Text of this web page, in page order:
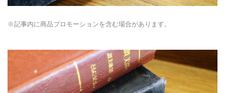
※記事内に商品プロモーションを含む場合があります。